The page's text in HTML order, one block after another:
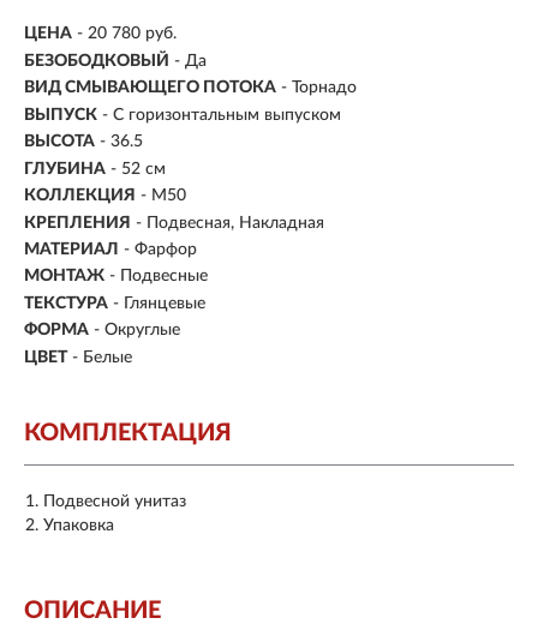
ЦЕНА - 20 780 руб.
БЕЗОБОДКОВЫЙ - Да
ВИД СМЫВАЮЩЕГО ПОТОКА - Торнадо
ВЫПУСК - С горизонтальным выпуском
ВЫСОТА - 36.5
ГЛУБИНА - 52 см
КОЛЛЕКЦИЯ - M50
КРЕПЛЕНИЯ - Подвесная, Накладная
МАТЕРИАЛ - Фарфор
МОНТАЖ -
Подвесные
ТЕКСТУРА - Глянцевые
ФОРМА - Округлые
ЦВЕТ - Белые
КОМПЛЕКТАЦИЯ
Подвесной унитаз
Упаковка
ОПИСАНИЕ